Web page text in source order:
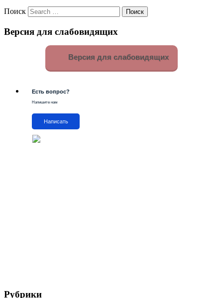
Поиск
Версия для слабовидящих
Версия для слабовидящих
Есть вопрос?
Напишите нам
Написать
Рубрики